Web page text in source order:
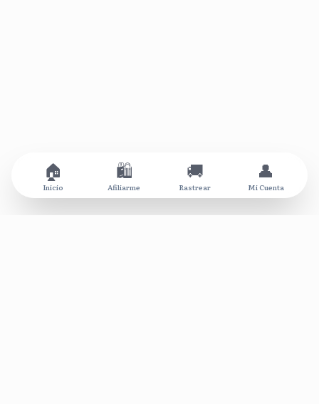
🏠
Inicio
🛍️
Afiliarme
🚚
Rastrear
👤
Mi Cuenta